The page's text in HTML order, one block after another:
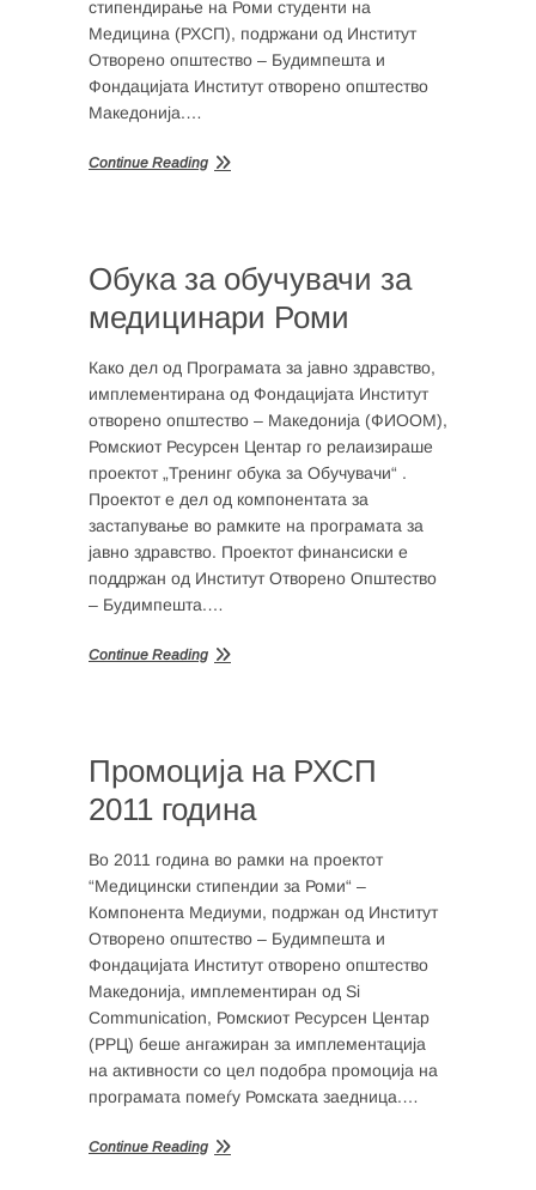
стипендирање на Роми студенти на
Медицина (РХСП), подржани од Институт
Отворено општество – Будимпешта и
Фондацијата Институт отворено општество
Македонија.…
Continue Reading
Обука за обучувачи за
медицинари Роми
Како дел од Програмата за јавно здравство,
имплементирана од Фондацијата Институт
отворено општество – Македонија (ФИООМ),
Ромскиот Ресурсен Центар го релаизираше
проектот „Тренинг обука за Обучувачи“ .
Проектот е дел од компонентата за
застапување во рамките на програмата за
јавно здравство. Проектот финансиски е
поддржан од Институт Отворено Општество
– Будимпешта.…
Continue Reading
Промоција на РХСП
2011 година
Во 2011 година во рамки на проектот
“Медицински стипендии за Роми“ –
Компонента Медиуми, подржан од Институт
Отворено општество – Будимпешта и
Фондацијата Институт отворено општество
Македонија, имплементиран од Si
Communication, Ромскиот Ресурсен Центар
(РРЦ) беше ангажиран за имплементација
на активности со цел подобра промоција на
програмата помеѓу Ромската заедница.…
Continue Reading